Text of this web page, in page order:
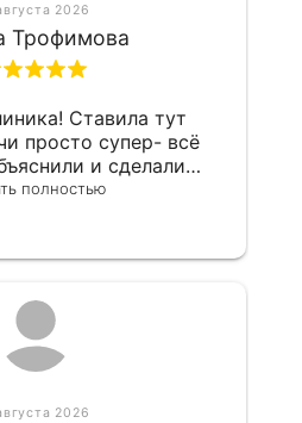
2026
Трофимова
Ставила тут
просто супер- всё
и сделали
уже довольна,
полностью
2026